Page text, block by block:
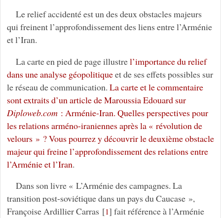
Le relief accidenté est un des deux obstacles majeurs
qui freinent l’approfondissement des liens entre l’Arménie
et l’Iran.
La carte en pied de page illustrel’importance du relief
dans une analyse géopolitiqueet de ses effets possibles sur
le réseau de communication. La carte et le commentaire
sont extraits d’un article de Maroussia Edouard sur
Diploweb.com: Arménie-Iran. Quelles perspectives pour
les relations arméno-iraniennes après la « révolution de
velours » ? Vous pourrez y découvrir le deuxième obstacle
majeur qui freine l’approfondissement des relations entre
l’Arménie et l’Iran.
Dans son livre « L’Arménie des campagnes. La
transition post-soviétique dans un pays du Caucase »,
Françoise Ardillier Carras [1] fait référence à l’Arménie